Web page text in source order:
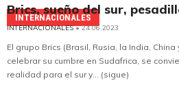
INTERNACIONALES
Brics, sueño del sur,
INTERNACIONALES• 24.06.2023
El grupo Brics (Brasil, Rusia, la India,
celebrar su cumbre en Sudafrica, se
realidad para el sur y... (sigue)